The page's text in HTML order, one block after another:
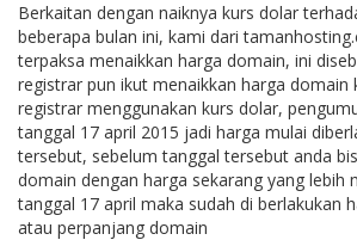
Berkaitan dengan naiknya kurs dolar
beberapa bulan ini, kami dari
terpaksa menaikkan harga domain, ini
registrar pun ikut menaikkan harga domain
registrar menggunakan kurs dolar,
tanggal 17 april 2015 jadi harga mulai
tersebut, sebelum tanggal tersebut anda
domain dengan harga sekarang yang lebih
tanggal 17 april maka sudah di berlakukan
atau perpanjang domain